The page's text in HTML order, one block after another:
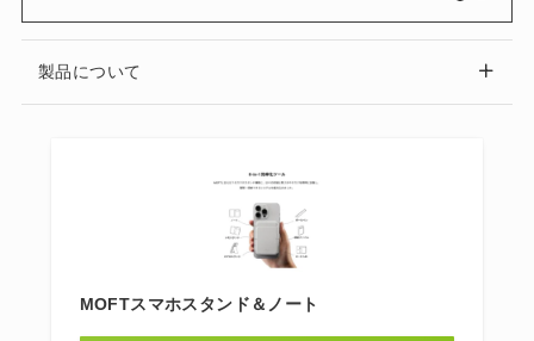
製品について
MOFTスマホスタンド＆ノート